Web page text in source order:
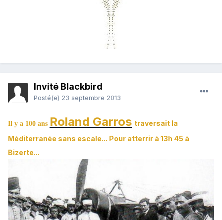
Invité Blackbird
Posté(e) 23 septembre 2013
Il y a 100 ans Roland Garros traversait la
Méditerranée sans escale... Pour atterrir à 13h 45 à
Bizerte...